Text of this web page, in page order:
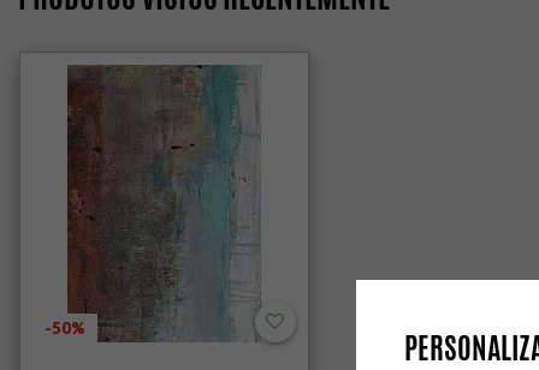
-50%